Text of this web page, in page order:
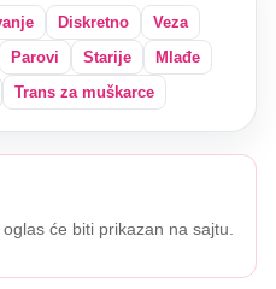
Diskretno
Veza
Parovi Starije
Mlađe
Trans za muškarce
će biti prikazan na sajtu.